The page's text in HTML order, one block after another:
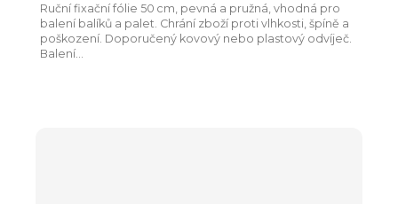
Ruční fixační fólie 50 cm, pevná a pružná, vhodná pro
balení balíků a palet. Chrání zboží proti vlhkosti, špíně a
poškození. Doporučený kovový nebo plastový odvíječ.
Balení...